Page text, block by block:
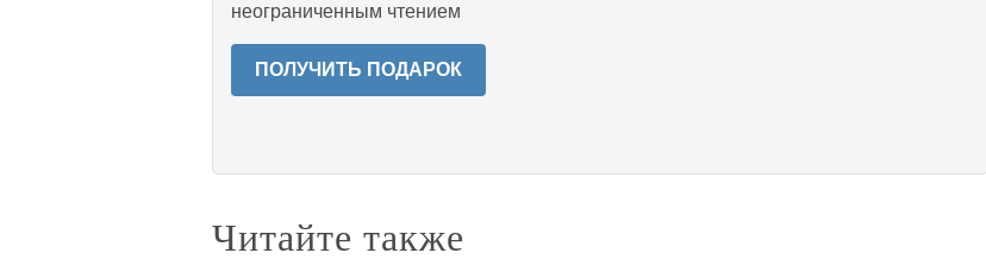
неограниченным чтением
ПОЛУЧИТЬ ПОДАРОК
Читайте также